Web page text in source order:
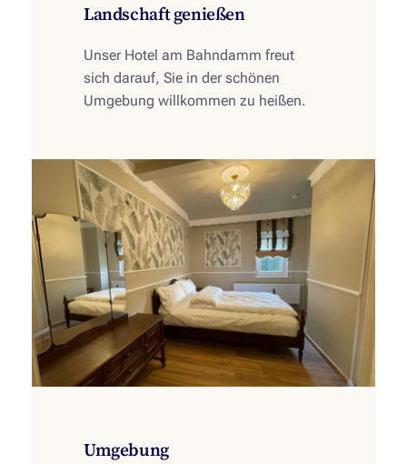
Landschaft genießen
Unser Hotel am Bahndamm freut
sich darauf, Sie in der schönen
Umgebung willkommen zu heißen.
Umgebung